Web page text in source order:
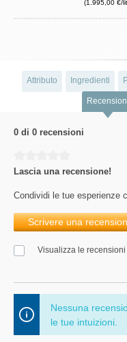
(1.995,00 €/
Attributo Ingredienti
0 di 0 recensioni
Lascia una recensione!
Condividi le tue esperienze
Scrivere una
Visualizza le
Nessuna
le tue intuizioni.